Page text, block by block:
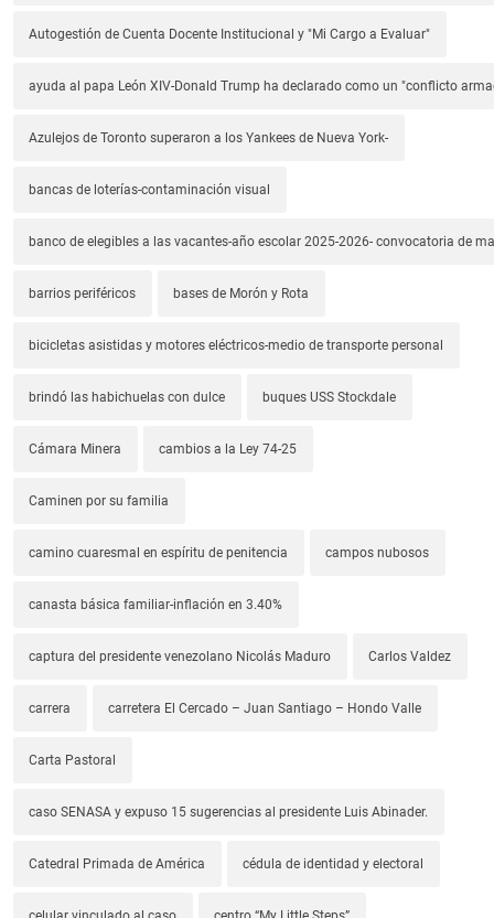
Autogestión de Cuenta Docente Institucional y "Mi Cargo a Evaluar"
ayuda al papa León XIV-Donald Trump ha declarado como un "conflicto
Azulejos de Toronto superaron a los Yankees de Nueva York-
bancas de loterías-contaminación visual
banco de elegibles a las vacantes-año escolar 2025-2026- convocatoria de
barrios periféricos bases de Morón y Rota
bicicletas asistidas y motores eléctricos-medio de transporte personal
brindó las habichuelas con dulce buques USS Stockdale
Cámara Minera cambios a la Ley 74-25
Caminen por su familia
camino cuaresmal en espíritu de penitencia campos nubosos
canasta básica familiar-inflación en 3.40%
captura del presidente venezolano Nicolás Maduro Carlos Valdez
carrera carretera El Cercado – Juan Santiago – Hondo Valle
Carta Pastoral
caso SENASA y expuso 15 sugerencias al presidente Luis Abinader.
Catedral Primada de América cédula de identidad y electoral